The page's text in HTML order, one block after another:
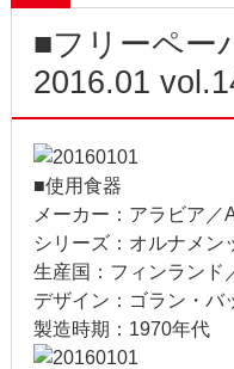
メ
過
■フリーペー
2016.01
■使用食器
メーカー：アラビア／
シリーズ：オルナメン
生産国：フィンランド
デザイン：ゴラン・バ
製造時期：1970年代